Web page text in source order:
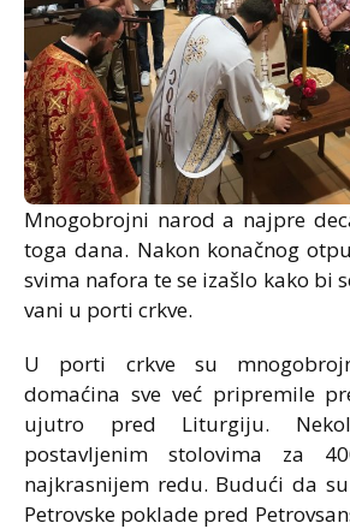
Mnogobrojni narod a najpre
toga dana. Nakon konačnog
svima nafora te se izašlo kako bi
vani u porti crkve.
U porti crkve su
domaćina sve već pripremile
ujutro pred Liturgiju.
postavljenim stolovima za
najkrasnijem redu. Budući da
Petrovske poklade pred